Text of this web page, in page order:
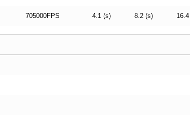
705000FPS 4.1 (s) 8.2 (s)